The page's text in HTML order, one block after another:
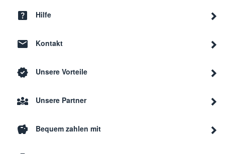
Hilfe
Kontakt
Unsere Vorteile
Unsere Partner
Bequem zahlen mit